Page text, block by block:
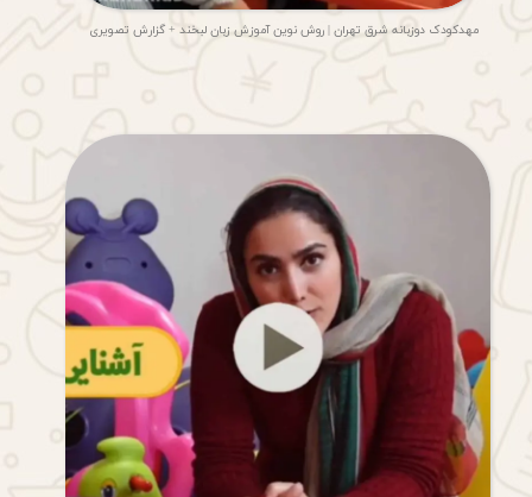
مهدکودک دوزبانه شرق تهران | روش نوین آموزش زبان لبخند + گزارش تصویری